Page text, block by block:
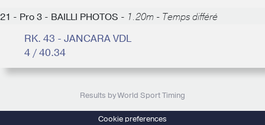
21 - Pro 3 - BAILLI PHOTOS - 1.20m - Temps différé
RK. 43 - JANCARA VDL
4 / 40.34
Results by World Sport Timing
Cookie preferences